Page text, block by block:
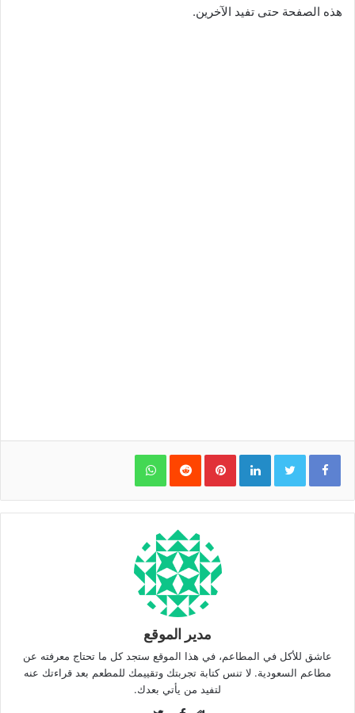
هذه الصفحة حتى تفيد الآخرين.
LinkedIn
Pinterest
WhatsApp
مدير الموقع
عاشق للأكل في المطاعم، في هذا الموقع ستجد كل ما تحتاج معرفته عن
مطاعم السعودية. لا تنس كتابة تجربتك وتقييمك للمطعم بعد قراءتك عنه
لتفيد من يأتي بعدك.